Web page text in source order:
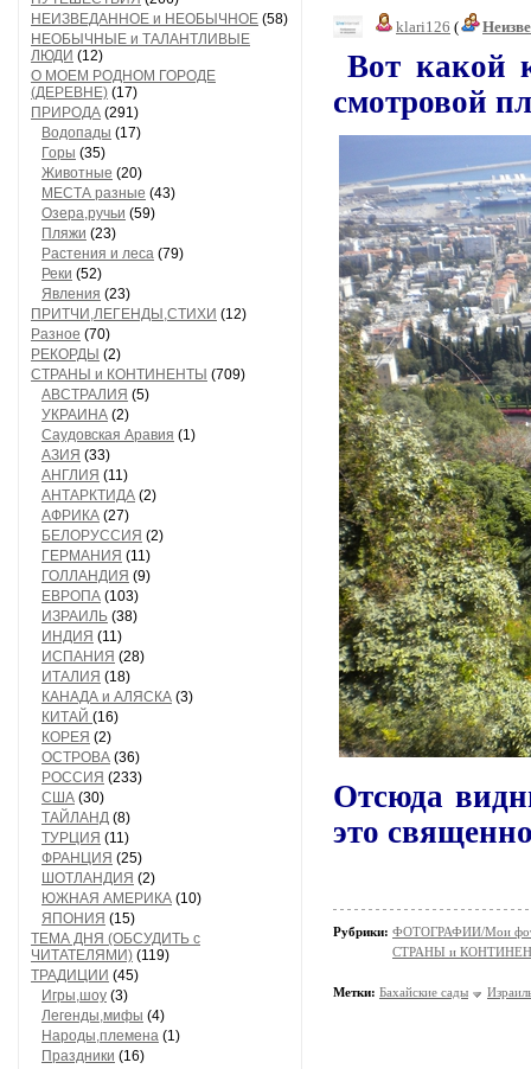
НЕИЗВЕДАННОЕ и НЕОБЫЧНОЕ (58)
НЕОБЫЧНЫЕ и ТАЛАНТЛИВЫЕ
ЛЮДИ (12)
О МОЕМ РОДНОМ ГОРОДЕ
(ДЕРЕВНЕ) (17)
ПРИРОДА (291)
Водопады (17)
Горы (35)
Животные (20)
МЕСТА разные (43)
Озера,ручьи (59)
Пляжи (23)
Растения и леса (79)
Реки (52)
Явления (23)
ПРИТЧИ,ЛЕГЕНДЫ,СТИХИ (12)
Разное (70)
РЕКОРДЫ (2)
СТРАНЫ и КОНТИНЕНТЫ (709)
АВСТРАЛИЯ (5)
УКРАИНА (2)
Саудовская Аравия (1)
АЗИЯ (33)
АНГЛИЯ (11)
АНТАРКТИДА (2)
АФРИКА (27)
БЕЛОРУССИЯ (2)
ГЕРМАНИЯ (11)
ГОЛЛАНДИЯ (9)
ЕВРОПА (103)
ИЗРАИЛЬ (38)
ИНДИЯ (11)
ИСПАНИЯ (28)
ИТАЛИЯ (18)
КАНАДА и АЛЯСКА (3)
КИТАЙ (16)
КОРЕЯ (2)
ОСТРОВА (36)
РОССИЯ (233)
США (30)
ТАЙЛАНД (8)
ТУРЦИЯ (11)
ФРАНЦИЯ (25)
ШОТЛАНДИЯ (2)
ЮЖНАЯ АМЕРИКА (10)
ЯПОНИЯ (15)
ТЕМА ДНЯ (ОБСУДИТЬ с
ЧИТАТЕЛЯМИ) (119)
ТРАДИЦИИ (45)
Игры,шоу (3)
Легенды,мифы (4)
Народы,племена (1)
Праздники (16)
klari126 (
Вот какой
смотровой
Отсюда
это
Рубрики: ФОТОГРАФИИ/Мои
СТРАНЫ и
Метки: Бахайские сады